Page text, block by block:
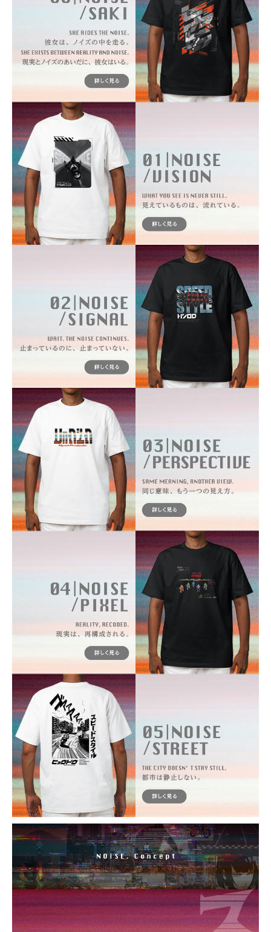
カラー・サイズ選択
BLACK
M
¥7,150 (税込)
BLACK
¥7,150 (税込)
BLACK
LL
¥7,150(税込)
カートに入れる
BLACK
3L
¥7,150(税込)
カートに入れる
WHITE
M
¥7,150(税込)
カートに入れる